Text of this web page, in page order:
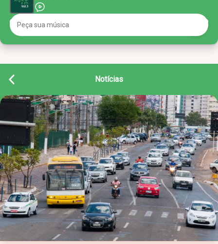
Notícias